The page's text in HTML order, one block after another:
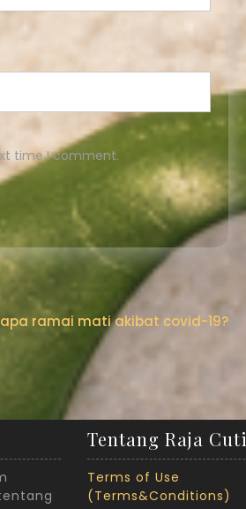
time I comment.
ramai mati akibat covid-19?
Tentang Raja Cuti
Terms of Use
(Terms&Conditions)